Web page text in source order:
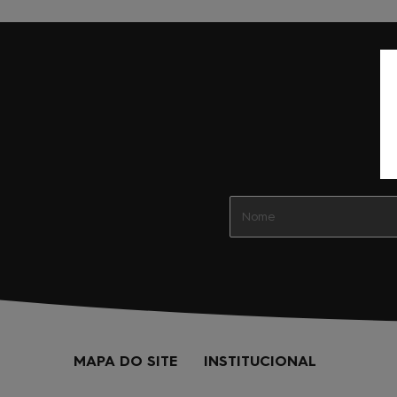
MAPA DO SITE INSTITUCIONAL